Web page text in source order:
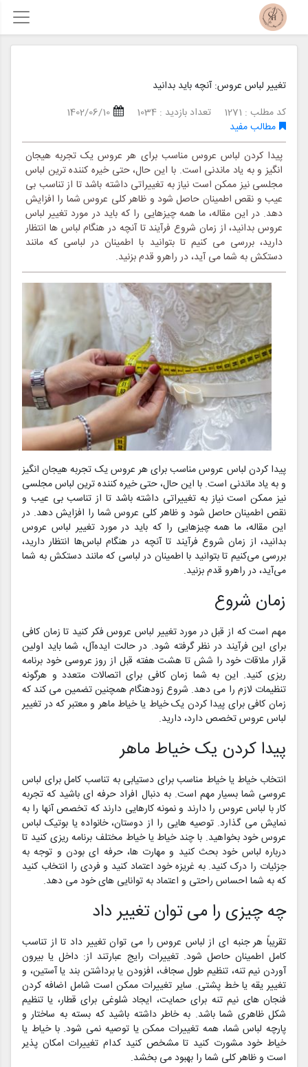
تغییر لباس عروس: آنچه باید بدانید
کد مطلب : 1271
تعداد بازدید : 1034
1402/06/10
مطالب مفید
پیدا کردن لباس عروس مناسب برای هر عروس یک تجربه هیجان
انگیز و به یاد ماندنی است. با این حال، حتی خیره کننده ترین لباس
مجلسی نیز ممکن است نیاز به تغییراتی داشته باشد تا از تناسب بی
عیب و نقص اطمینان حاصل شود و ظاهر کلی عروس شما را افزایش
دهد. در این مقاله، ما همه چیزهایی را که باید در مورد تغییر لباس
عروس بدانید، از زمان شروع فرآیند تا آنچه در هنگام لباس ها انتظار
دارید، بررسی می کنیم تا بتوانید با اطمینان در لباسی که مانند
دستکش به شما می آید، در راهرو قدم بزنید.
پیدا کردن لباس عروس مناسب برای هر عروس یک تجربه هیجان انگیز
و به یاد ماندنی است. با این حال، حتی خیره کننده ترین لباس مجلسی
نیز ممکن است نیاز به تغییراتی داشته باشد تا از تناسب بی عیب و
نقص اطمینان حاصل شود و ظاهر کلی عروس شما را افزایش دهد. در
این مقاله، ما همه چیزهایی را که باید در مورد تغییر لباس عروس
بدانید، از زمان شروع فرآیند تا آنچه در هنگام لباس‌ها انتظار دارید،
بررسی می‌کنیم تا بتوانید با اطمینان در لباسی که مانند دستکش به شما
می‌آید، در راهرو قدم بزنید.
زمان شروع
مهم است که از قبل در مورد تغییر لباس عروس فکر کنید تا زمان کافی
برای این فرآیند در نظر گرفته شود. در حالت ایده‌آل، شما باید اولین
قرار ملاقات خود را شش تا هشت هفته قبل از روز عروسی خود برنامه
ریزی کنید. این به شما زمان کافی برای اتصالات متعدد و هرگونه
تنظیمات لازم را می دهد. شروع زودهنگام همچنین تضمین می کند که
زمان کافی برای پیدا کردن یک خیاط یا خیاط ماهر و معتبر که در تغییر
لباس عروس تخصص دارد، دارید.
پیدا کردن یک خیاط ماهر
انتخاب خیاط یا خیاط مناسب برای دستیابی به تناسب کامل برای لباس
عروسی شما بسیار مهم است. به دنبال افراد حرفه ای باشید که تجربه
کار با لباس عروس را دارند و نمونه کارهایی دارند که تخصص آنها را به
نمایش می گذارد. توصیه هایی را از دوستان، خانواده یا بوتیک لباس
عروس خود بخواهید. با چند خیاط یا خیاط مختلف برنامه ریزی کنید تا
درباره لباس خود بحث کنید و مهارت ها، حرفه ای بودن و توجه به
جزئیات را درک کنید. به غریزه خود اعتماد کنید و فردی را انتخاب کنید
که به شما احساس راحتی و اعتماد به توانایی های خود می دهد.
چه چیزی را می توان تغییر داد
تقریباً هر جنبه ای از لباس عروس را می توان تغییر داد تا از تناسب
کامل اطمینان حاصل شود. تغییرات رایج عبارتند از: داخل یا بیرون
آوردن نیم تنه، تنظیم طول سجاف، افزودن یا برداشتن بند یا آستین، و
تغییر یقه یا خط پشتی. سایر تغییرات ممکن است شامل اضافه کردن
فنجان های نیم تنه برای حمایت، ایجاد شلوغی برای قطار، یا تنظیم
شکل ظاهری شما باشد. به خاطر داشته باشید که بسته به ساختار و
پارچه لباس شما، همه تغییرات ممکن یا توصیه نمی شود. با خیاط یا
خیاط خود مشورت کنید تا مشخص کنید کدام تغییرات امکان پذیر
است و ظاهر کلی شما را بهبود می بخشد.